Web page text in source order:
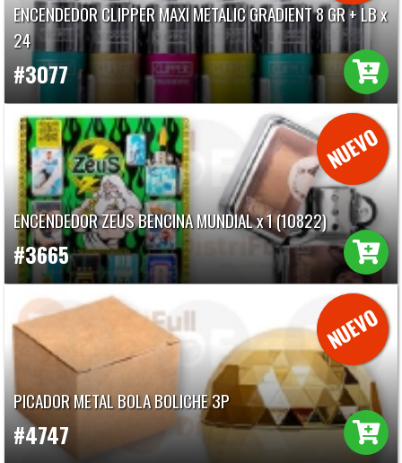
ENCENDEDOR CLIPPER MAXI METALIC GRADIENT 8 GR + LB x
24
#3077
ENCENDEDOR ZEUS BENCINA MUNDIAL x 1 (10822)
#3665
PICADOR METAL BOLA BOLICHE 3P
#4747